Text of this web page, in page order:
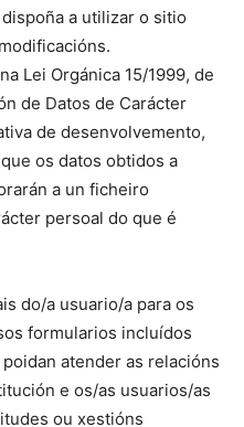
a utilizar o sitio
Lei Orgánica 15/1999, de
de Datos de Carácter
de desenvolvemento,
os datos obtidos a
a un ficheiro
persoal do que é
do/a usuario/a para os
formularios incluídos
atender as relacións
e os/as usuarios/as
ou xestións